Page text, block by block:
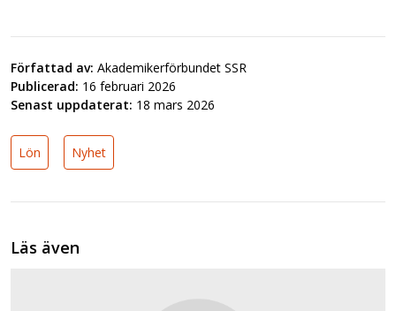
Författad av: Akademikerförbundet SSR
Publicerad: 16 februari 2026
Senast uppdaterat: 18 mars 2026
Lön Nyhet
Läs även